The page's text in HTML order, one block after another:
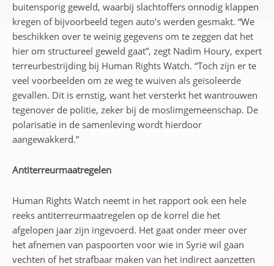
buitensporig geweld, waarbij slachtoffers onnodig klappen
kregen of bijvoorbeeld tegen auto’s werden gesmakt. “We
beschikken over te weinig gegevens om te zeggen dat het
hier om structureel geweld gaat”, zegt Nadim Houry, expert
terreurbestrijding bij Human Rights Watch. “Toch zijn er te
veel voorbeelden om ze weg te wuiven als geïsoleerde
gevallen. Dit is ernstig, want het versterkt het wantrouwen
tegenover de politie, zeker bij de moslimgemeenschap. De
polarisatie in de samenleving wordt hierdoor
aangewakkerd.”
Antiterreurmaatregelen
Human Rights Watch neemt in het rapport ook een hele
reeks antiterreurmaatregelen op de korrel die het
afgelopen jaar zijn ingevoerd. Het gaat onder meer over
het afnemen van paspoorten voor wie in Syrië wil gaan
vechten of het strafbaar maken van het indirect aanzetten